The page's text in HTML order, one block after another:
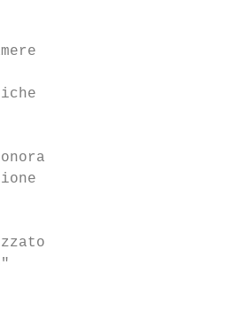
sonora